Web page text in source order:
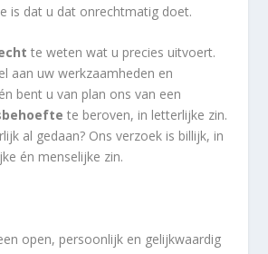
is dat u dat onrechtmatig doet.
te weten wat u precies uitvoert.
aan uw werkzaamheden en
bent u van plan ons van een
te beroven, in letterlijke zin.
al gedaan? Ons verzoek is billijk, in
én menselijke zin.
open, persoonlijk en gelijkwaardig